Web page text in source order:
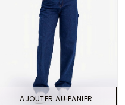
AJOUTER AU PANIER